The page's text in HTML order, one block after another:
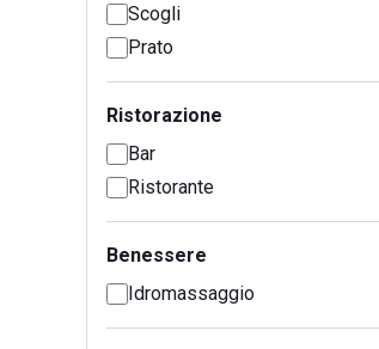
Scogli
Prato
Ristorazione
Bar
Ristorante
Benessere
Idromassaggio